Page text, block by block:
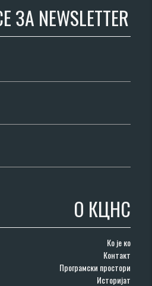
NEWSLETTER
О КЦНС
Ко је ко
Контакт
Програмски простори
Историјат